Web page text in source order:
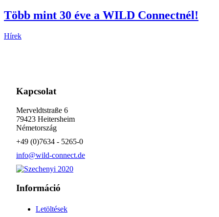
Több mint 30 éve a WILD Connectnél!
Hírek
Kapcsolat
Merveldtstraße 6
79423 Heitersheim
Németország
+49 (0)7634 - 5265-0
info@wild-connect.de
Információ
Letöltések